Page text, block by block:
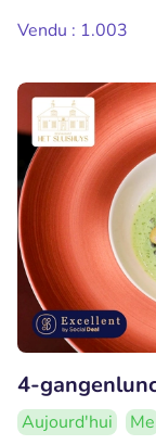
Vendu : 1.003
4-
Aujourd'hui Me